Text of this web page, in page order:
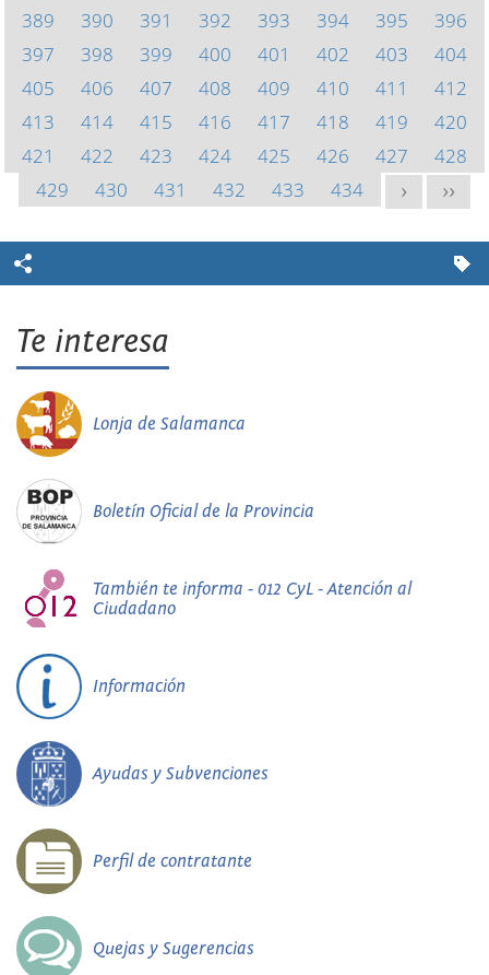
389
390 391 392 393 394 395
396
397
398 399 400 401 402 403
404
405
406 407 408 409 410 411
412
413
414 415 416 417 418 419
420
421
422 423 424 425 426 427
428
429
430 431 432 433 434 > >>
Te interesa
Lonja de Salamanca
Boletín Oficial de la Provincia
También te informa - 012 CyL - Atención al
Ciudadano
Información
Ayudas y Subvenciones
Perfil de contratante
Quejas y Sugerencias